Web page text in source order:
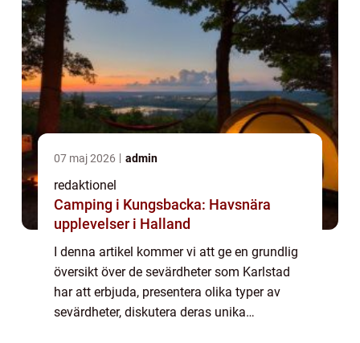
07 maj 2026 admin
redaktionel
Camping i Kungsbacka: Havsnära
upplevelser i Halland
I denna artikel kommer vi att ge en grundlig
översikt över de sevärdheter som Karlstad
har att erbjuda, presentera olika typer av
sevärdheter, diskutera deras unika